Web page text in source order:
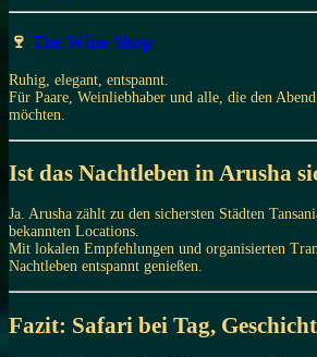
🍷 The Wine Shop
Ruhig, elegant, entspannt.
Für Paare, Weinliebhaber und alle, die den
möchten.
Ist das Nachtleben in Arusha
Ja. Arusha zählt zu den sichersten Städten
bekannten Locations.
Mit lokalen Empfehlungen und organisierten
Nachtleben entspannt genießen.
Fazit: Safari bei Tag,